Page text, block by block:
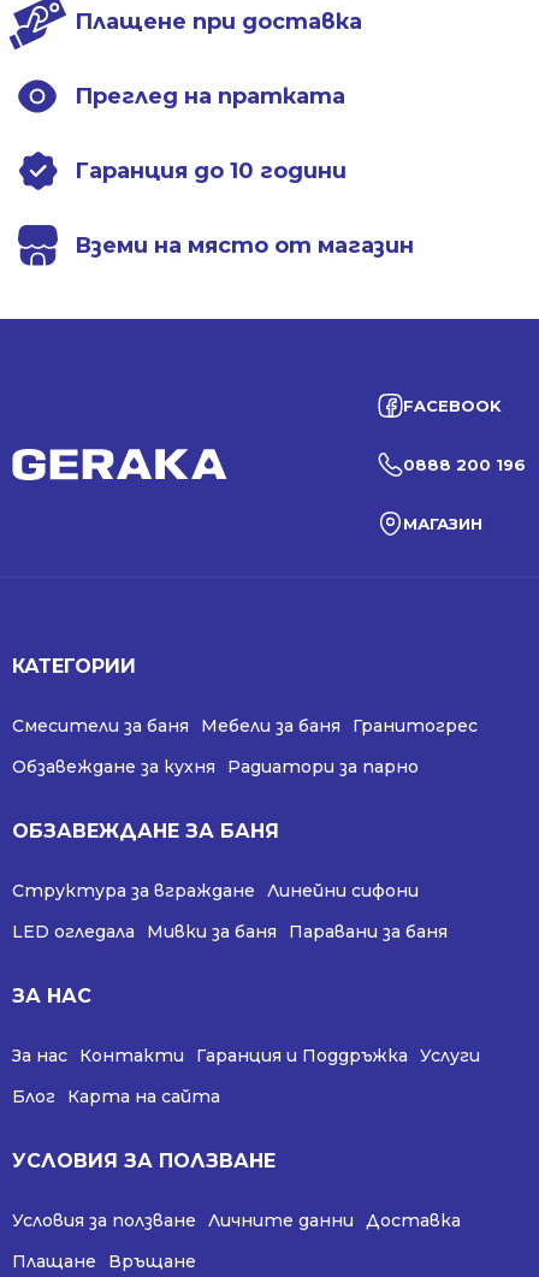
Плащене при доставка
Преглед на пратката
Гаранция до 10 години
Вземи на място от магазин
FACEBOOK
0888 200 196
МАГАЗИН
КАТЕГОРИИ
Смесители за баня Мебели за баня
Гранитогрес
Обзавеждане за кухня
Радиатори за парно
ОБЗАВЕЖДАНЕ ЗА БАНЯ
Структура за вграждане
Линейни сифони
LED огледала
Мивки за баня Паравани за баня
ЗА НАС
За нас Контакти Гаранция и Поддръжка
Услуги
Блог
Карта на сайта
УСЛОВИЯ ЗА ПОЛЗВАНЕ
Условия за ползване Личните данни
Доставка
Плащане
Връщане